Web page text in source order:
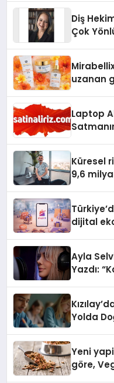
Diş
Çok
uzanan
Laptop
Küresel
9,6
dijital
Ayla
Yazdı:
Yolda
Yeni
göre,